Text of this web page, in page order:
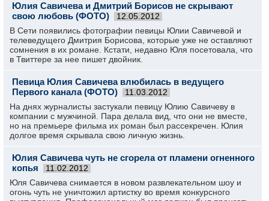
Юлия Савичева и Дмитрий Борисов не скрывают
свою любовь (ФОТО)
12.05.2012
В Сети появились фотографии певицы Юлии Савичевой и
телеведущего Дмитрия Борисова, которые уже не оставляют
сомнения в их романе. Кстати, недавно Юля посетовала, что
в Твиттере за нее пишет двойник.
Певица Юлия Савичева влюбилась в ведущего
Первого канала (ФОТО)
11.03.2012
На днях журналисты застукали певицу Юлию Савичеву в
компании с мужчиной. Пара делала вид, что они не вместе,
но на премьере фильма их роман был рассекречен. Юлия
долгое время скрывала свою личную жизнь.
Юлия Савичева чуть не сгорела от пламени огненного
копья
11.02.2012
Юля Савичева снимается в новом развлекательном шоу и
огонь чуть не уничтожил артистку во время конкурсного